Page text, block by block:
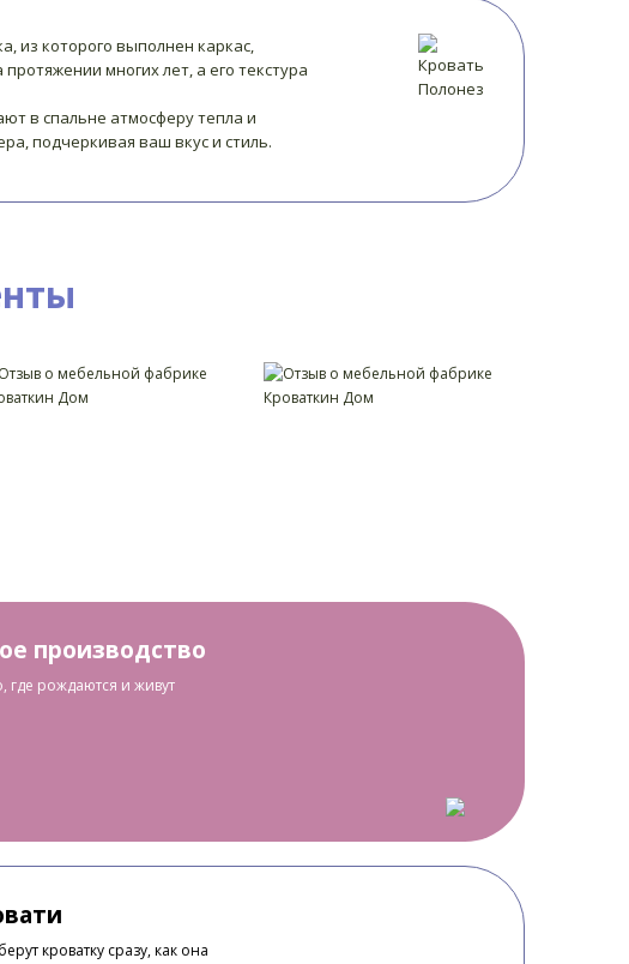
из которого выполнен каркас,
многих лет, а его текстура
в спальне атмосферу тепла и
подчеркивая ваш вкус и стиль.
производство
где рождаются и живут
кроватку сразу, как она